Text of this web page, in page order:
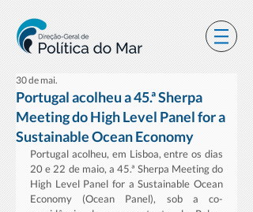
Portugal acolheu a 45.ª Sherpa
Meeting do High Level Panel for a
Sustainable Ocean Economy
30 de mai.
Portugal acolheu, em Lisboa, entre os dias
20 e 22 de maio, a 45.ª Sherpa Meeting do
High Level Panel for a Sustainable Ocean
Economy (Ocean Panel), sob a co-